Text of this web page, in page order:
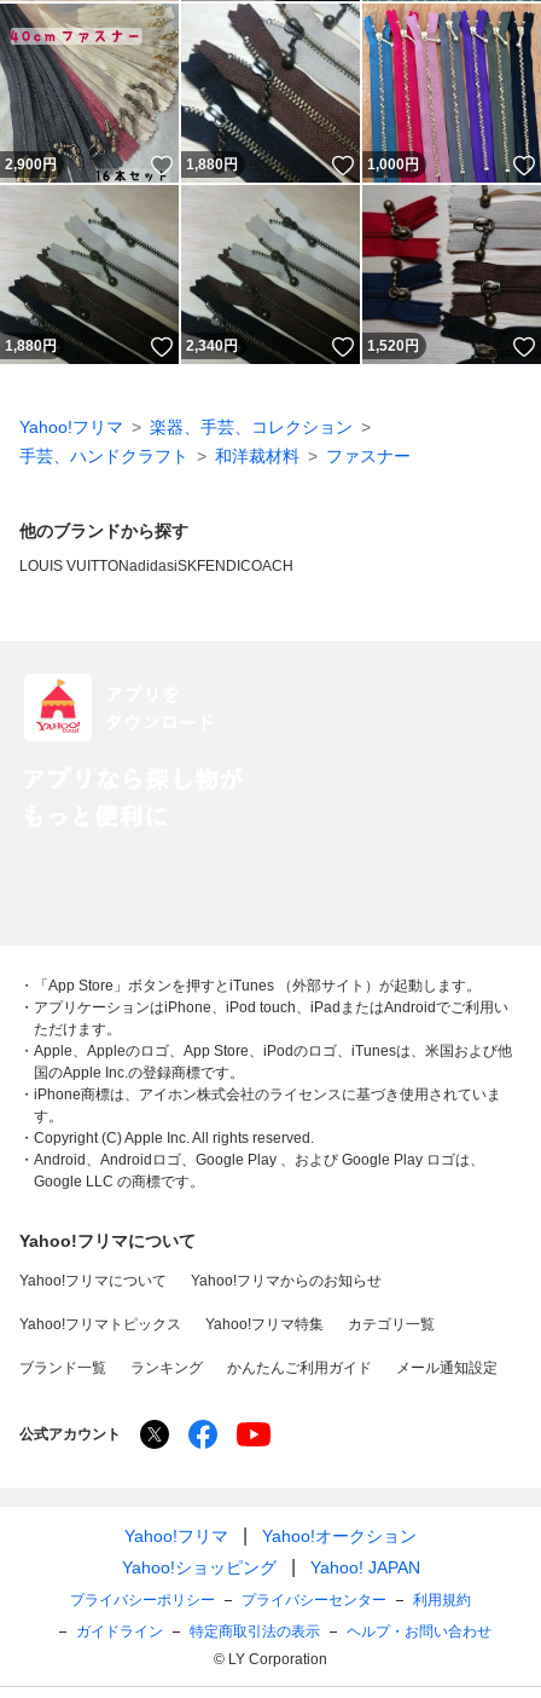
2,900円 いいね！
1,880円 いいね！
1,000円
1,880円 いいね！
2,340円 いいね！
1,520円
Yahoo!フリマ
楽器、手芸、コレクション
手芸、ハンドクラフト
和洋裁材料 ファスナー
他のブランドから探す
LOUIS VUITTONadidasiSKFENDI COACH
・「App Store」ボタンを押すとiTunes （外部サイト）が起動します。
・アプリケーションはiPhone、iPod touch、iPadまたはAndroidでご利用い
ただけます。
・Apple、Appleのロゴ、App Store、iPodのロゴ、iTunesは、米国および他
国のApple Inc.の登録商標です。
・iPhone商標は、アイホン株式会社のライセンスに基づき使用されていま
す。
・Copyright (C) Apple Inc. All rights reserved.
・Android、Androidロゴ、Google Play 、および Google Play ロゴは、
Google LLC の商標です。
Yahoo!フリマについて
Yahoo!フリマについて Yahoo!フリマからのお知らせ
Yahoo!フリマトピックス Yahoo!フリマ特集 カテゴリ一覧
ブランド一覧 ランキング かんたんご利用ガイド メール通知設定
公式アカウント
Yahoo!フリマ
Yahoo!オークション
Yahoo!ショッピング
Yahoo! JAPAN
プライバシーポリシー プライバシーセンター
利用規約
ガイドライン
特定商取引法の表示
ヘルプ・お問い合わせ
© LY Corporation